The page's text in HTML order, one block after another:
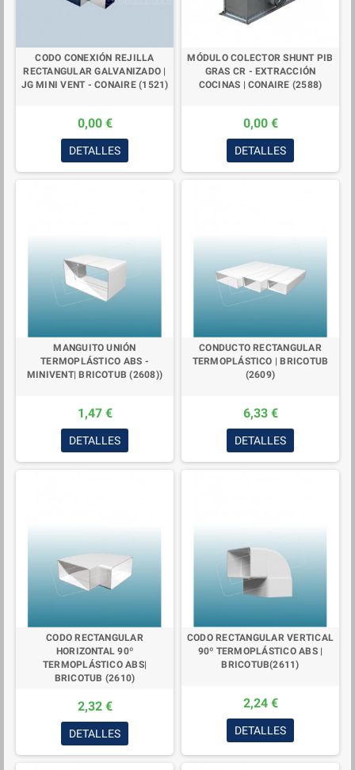
CODO CONEXIÓN REJILLA
RECTANGULAR GALVANIZADO |
JG MINI VENT - CONAIRE (1521)
0,00 €
DETALLES
MÓDULO COLECTOR SHUNT PIB
GRAS CR - EXTRACCIÓN
COCINAS | CONAIRE (2588)
0,00 €
DETALLES
MANGUITO UNIÓN
TERMOPLÁSTICO ABS -
MINIVENT| BRICOTUB (2608))
1,47 €
DETALLES
CONDUCTO RECTANGULAR
TERMOPLÁSTICO | BRICOTUB
(2609)
6,33 €
DETALLES
CODO RECTANGULAR
HORIZONTAL 90º
TERMOPLÁSTICO ABS|
BRICOTUB (2610)
2,32 €
DETALLES
CODO RECTANGULAR VERTICAL
90º TERMOPLÁSTICO ABS |
BRICOTUB(2611)
2,24 €
DETALLES